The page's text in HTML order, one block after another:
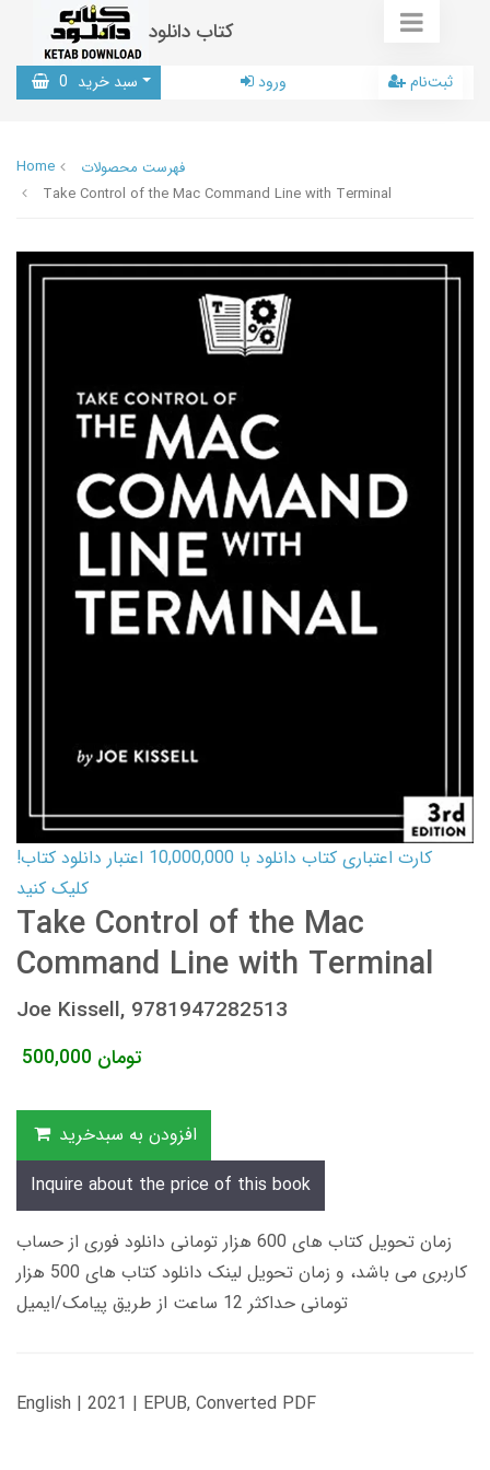
کتاب دانلود
سبد خرید 0 ورود ثبت‌نام
Home
فهرست محصولات
Take Control of the Mac Command Line with Terminal
کارت اعتباری کتاب دانلود با 10,000,000 اعتبار دانلود کتاب!
کلیک کنید
Take Control of the Mac
Command Line with Terminal
Joe Kissell, 9781947282513
500,000 تومان
افزودن به سبدخرید
Inquire about the price of this book
زمان تحویل کتاب های 600 هزار تومانی دانلود فوری از حساب
کاربری می باشد، و زمان تحویل لینک دانلود کتاب های 500 هزار
تومانی حداکثر 12 ساعت از طریق پیامک/ایمیل
English | 2021 | EPUB, Converted PDF